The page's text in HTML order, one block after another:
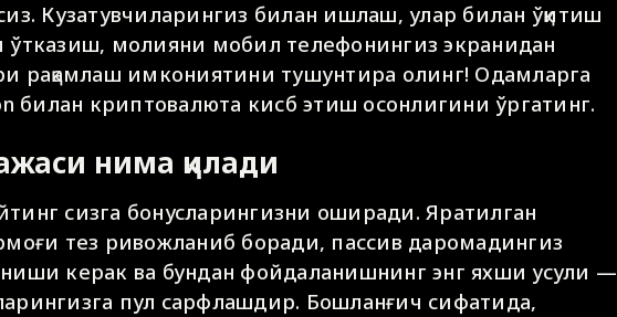
Кузатувчиларингиз билан ишлаш, улар билан ўқитиш
ўтказиш, молияни мобил телефонингиз экранидан
рақамлаш имкониятини тушунтира олинг! Одамларга
билан криптовалюта кисб этиш осонлигини ўргатинг.
нима қилади
сизга бонусларингизни оширади. Яратилган
тез ривожланиб боради, пассив даромадингиз
керак ва бундан фойдаланишнинг энг яхши усули —
пул сарфлашдир. Бошланғич сифатида,